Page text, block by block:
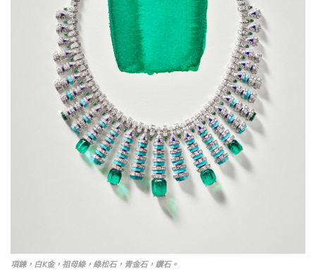
項鍊，白K金，祖母綠，綠松石，青金石，鑽石。